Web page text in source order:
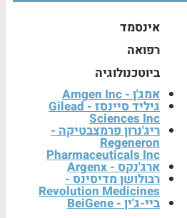
אינסמד
רפואה
ביוטכנולוגיה
אמג'ן - Amgen Inc
גיליד סיינסז - Gilead
Sciences Inc
ריג'נרון פרמצבטיקה -
Regeneron
Pharmaceuticals Inc
ארג'נקס - Argenx
רבולושן מדיסינס -
Revolution Medicines
ביי-ג'ין - BeiGene